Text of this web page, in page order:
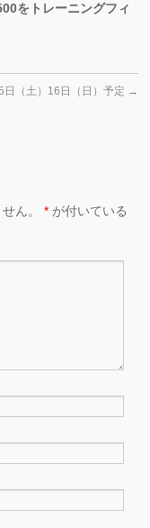
をトレーニングフィ
日（土）16日（日）予定 →
ん。 * が付いている